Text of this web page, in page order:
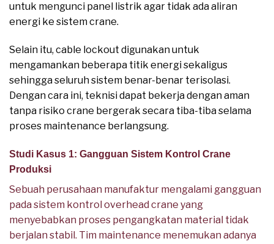
untuk mengunci panel listrik agar tidak ada aliran
energi ke sistem crane.
Selain itu, cable lockout digunakan untuk
mengamankan beberapa titik energi sekaligus
sehingga seluruh sistem benar-benar terisolasi.
Dengan cara ini, teknisi dapat bekerja dengan aman
tanpa risiko crane bergerak secara tiba-tiba selama
proses maintenance berlangsung.
Studi Kasus 1: Gangguan Sistem Kontrol Crane
Produksi
Sebuah perusahaan manufaktur mengalami gangguan
pada sistem kontrol overhead crane yang
menyebabkan proses pengangkatan material tidak
berjalan stabil. Tim maintenance menemukan adanya